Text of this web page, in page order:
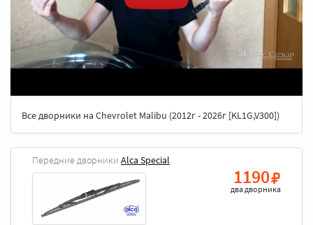
Все дворники на Chevrolet Malibu (2012г - 2026г [KL1G,V300])
Передние дворники Alca Special
1190
два дворника